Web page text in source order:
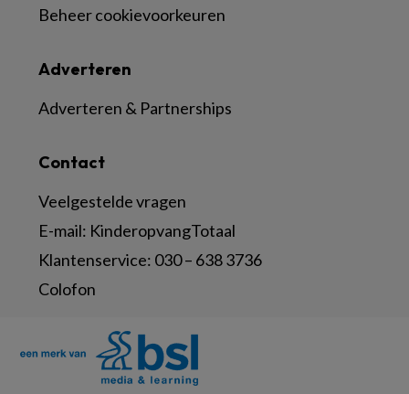
Contact
Veelgestelde vragen
E-mail: KinderopvangTotaal
Klantenservice: 030 – 638 3736
Colofon
Adverteren
Adverteren & Partnerships
Beheer cookievoorkeuren